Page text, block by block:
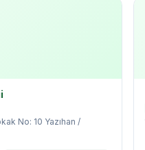
No: 10 Yazıhan /